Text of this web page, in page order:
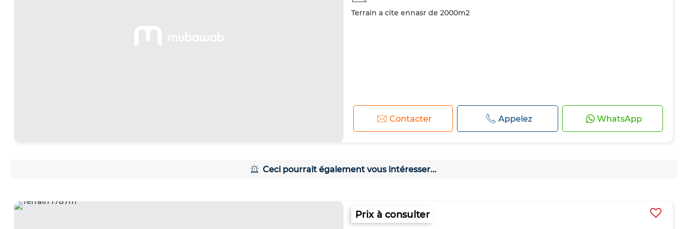
Terrain a cite ennasr de 2000m2
Contacter Appelez WhatsApp
Ceci pourrait également vous intéresser...
Prix à consulter